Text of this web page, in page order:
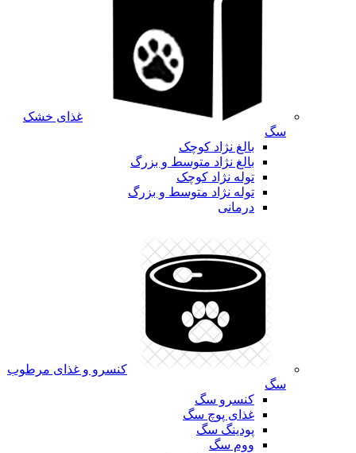
غذای خشک
سگ
بالغ نژاد کوچک
بالغ نژاد متوسط و بزرگ
توله نژاد کوچک
توله نژاد متوسط و بزرگ
درمانی
کنسرو و غذای مرطوب
سگ
کنسرو سگ
غذای پوچ سگ
پودینگ سگ
ووم سگ